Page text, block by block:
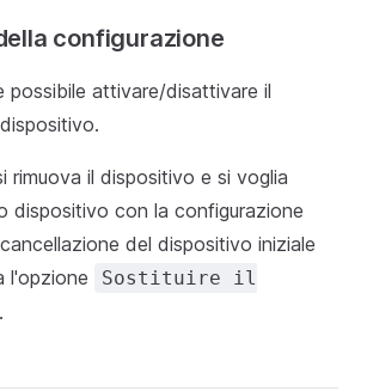
configurazione
possibile attivare/disattivare il
rimuova il dispositivo e si voglia
dispositivo con la configurazione
del dispositivo iniziale
l'opzione
Sostituire il
.